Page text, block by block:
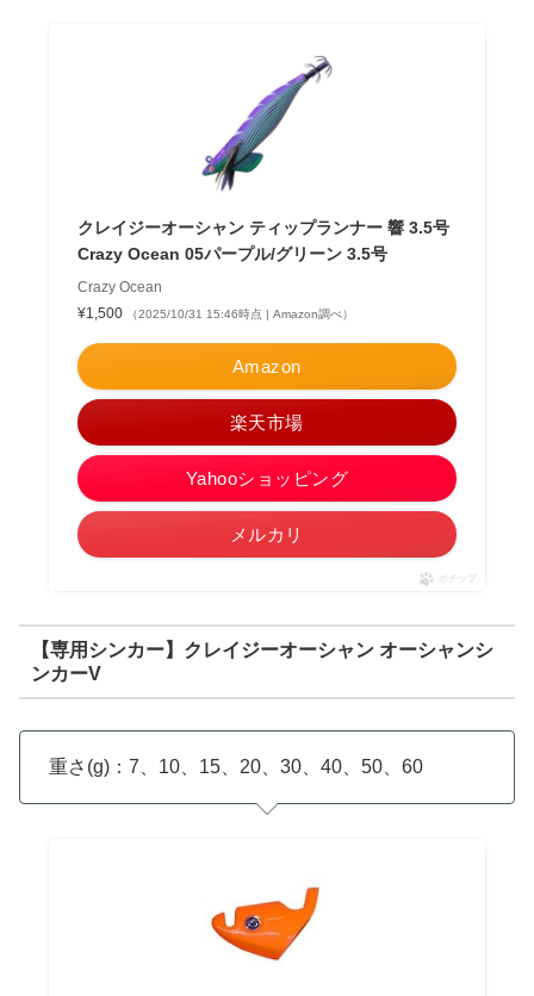
クレイジーオーシャン ティップランナー 響 3.5号
Crazy Ocean 05パープル/グリーン 3.5号
Crazy Ocean
¥1,500
（2025/10/31 15:46時点 | Amazon調べ）
Amazon
楽天市場
Yahooショッピング
メルカリ
ポチップ
【専用シンカー】クレイジーオーシャン オーシャンシ
ンカーV
重さ(g)：7、10、15、20、30、40、50、60